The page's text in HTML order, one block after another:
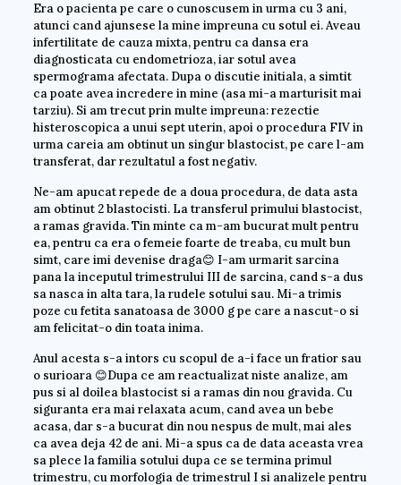
Era o pacienta pe care o cunoscusem in urma cu 3 ani,
atunci cand ajunsese la mine impreuna cu sotul ei. Aveau
infertilitate de cauza mixta, pentru ca dansa era
diagnosticata cu endometrioza, iar sotul avea
spermograma afectata. Dupa o discutie initiala, a simtit
ca poate avea incredere in mine (asa mi-a marturisit mai
tarziu). Si am trecut prin multe impreuna: rezectie
histeroscopica a unui sept uterin, apoi o procedura FIV in
urma careia am obtinut un singur blastocist, pe care l-am
transferat, dar rezultatul a fost negativ.
Ne-am apucat repede de a doua procedura, de data asta
am obtinut 2 blastocisti. La transferul primului blastocist,
a ramas gravida. Tin minte ca m-am bucurat mult pentru
ea, pentru ca era o femeie foarte de treaba, cu mult bun
simt, care imi devenise draga😊 I-am urmarit sarcina
pana la inceputul trimestrului III de sarcina, cand s-a dus
sa nasca in alta tara, la rudele sotului sau. Mi-a trimis
poze cu fetita sanatoasa de 3000 g pe care a nascut-o si
am felicitat-o din toata inima.
Anul acesta s-a intors cu scopul de a-i face un fratior sau
o surioara 😊Dupa ce am reactualizat niste analize, am
pus si al doilea blastocist si a ramas din nou gravida. Cu
siguranta era mai relaxata acum, cand avea un bebe
acasa, dar s-a bucurat din nou nespus de mult, mai ales
ca avea deja 42 de ani. Mi-a spus ca de data aceasta vrea
sa plece la familia sotului dupa ce se termina primul
trimestru, cu morfologia de trimestrul I si analizele pentru